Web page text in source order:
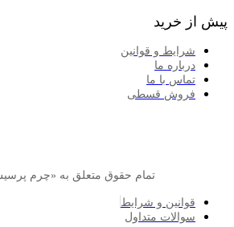
و قوانین
ما
با ما
قسطی
تمام حقوق متعلق به «چرم پرسیس» است.
و شرایط
متداول